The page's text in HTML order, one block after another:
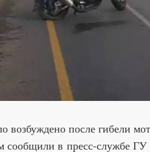
возбуждено после гибели
сообщили в пресс-службе